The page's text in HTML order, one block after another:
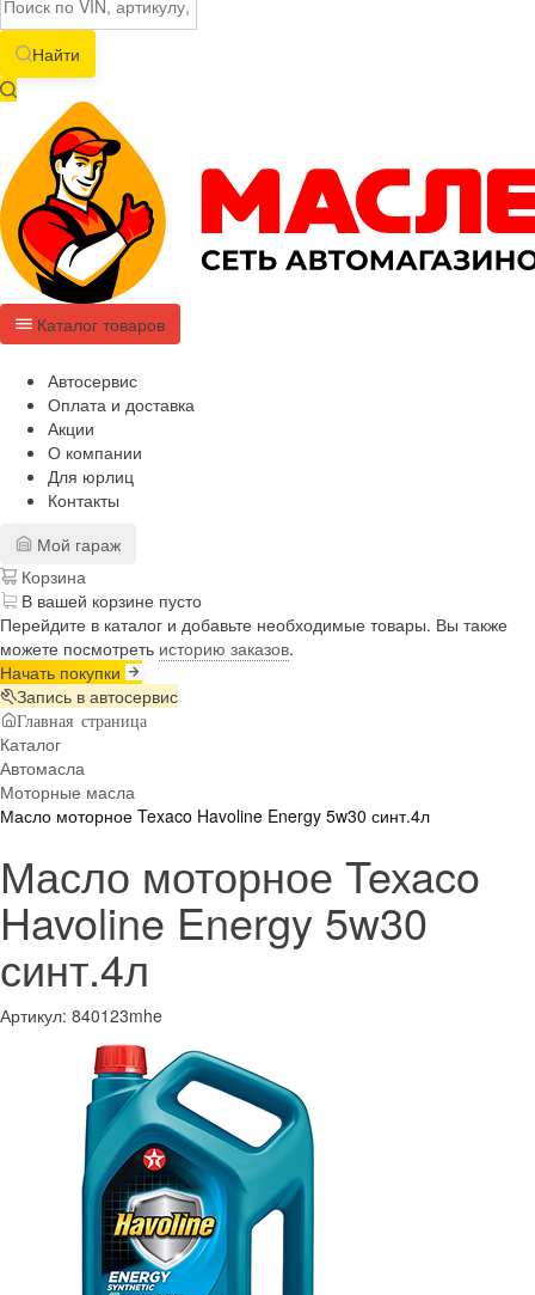
Найти
Каталог товаров
Автосервис
Оплата и доставка
Акции
О компании
Для юрлиц
Контакты
Мой гараж
Корзина
В вашей корзине пусто
Перейдите в каталог и добавьте необходимые товары. Вы также
можете посмотреть историю заказов.
Начать покупки
Запись в автосервис
Главная страница
Каталог
Автомасла
Моторные масла
Масло моторное Texaco Havoline Energy 5w30 синт.4л
Масло моторное Texaco
Havoline Energy 5w30
синт.4л
Артикул: 840123mhe